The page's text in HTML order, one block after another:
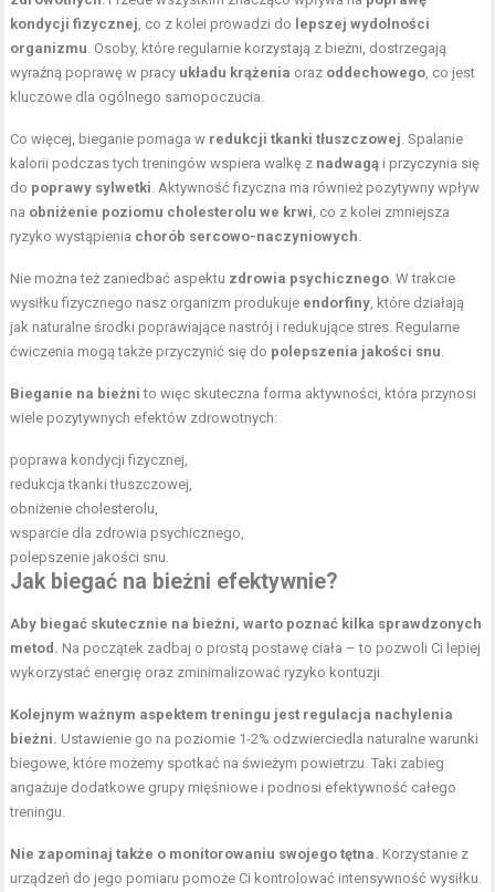
kondycji fizycznej , co z kolei prowadzi do lepszej wydolności
organizmu . Osoby, które regularnie korzystają z bieżni, dostrzegają
wyraźną poprawę w pracy układu krążenia oraz oddechowego , co jest
kluczowe dla ogólnego samopoczucia.
Co więcej, bieganie pomaga w redukcji tkanki tłuszczowej . Spalanie
kalorii podczas tych treningów wspiera walkę z nadwagą i przyczynia się
do poprawy sylwetki . Aktywność fizyczna ma również pozytywny wpływ
na obniżenie poziomu cholesterolu we krwi , co z kolei zmniejsza
ryzyko wystąpienia chorób sercowo-naczyniowych
Nie można też zaniedbać aspektu zdrowia psychicznego . W trakcie
wysiłku fizycznego nasz organizm produkuje endorfiny , które działają
jak naturalne środki poprawiające nastrój i redukujące stres. Regularne
ćwiczenia mogą także przyczynić się do polepszenia jakości snu
Bieganie na bieżni to więc skuteczna forma aktywności, która przynosi
wiele pozytywnych efektów zdrowotnych:
poprawa kondycji fizycznej
redukcja tkanki tłuszczowej
obniżenie cholesterolu,
wsparcie dla zdrowia psychicznego,
polepszenie jakości snu.
Jak biegać na bieżni efektywnie?
Aby biegać skutecznie na bieżni, warto poznać kilka sprawdzonych
metod. Na początek zadbaj o prostą postawę ciała – to pozwoli Ci lepiej
wykorzystać energię oraz zminimalizować ryzyko kontuzji.
Kolejnym ważnym aspektem treningu jest regulacja nachylenia
bieżni. Ustawienie go na poziomie 1-2% odzwierciedla naturalne warunki
biegowe, które możemy spotkać na świeżym powietrzu. Taki zabieg
angażuje dodatkowe grupy mięśniowe i podnosi efektywność całego
treningu.
Nie zapominaj także o monitorowaniu swojego tętna. Korzystanie z
urządzeń do jego pomiaru pomoże Ci kontrolować intensywność wysiłku